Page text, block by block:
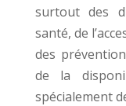
surtout des
santé, de
des
de la
spécialement